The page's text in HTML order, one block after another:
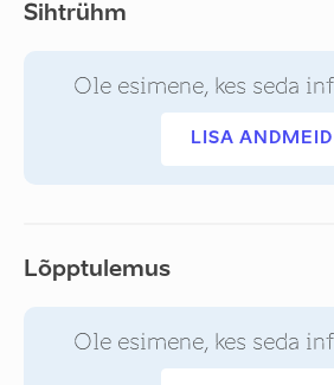
Sihtrühm
Ole esimene, kes seda
LISA ANDMEID
Lõpptulemus
Ole esimene, kes seda